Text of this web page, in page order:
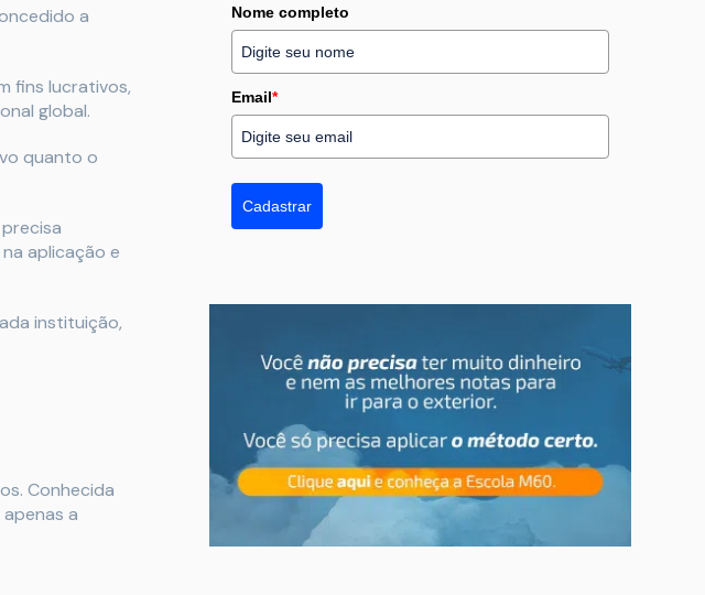
a
fins lucrativos,
global.
quanto o
aplicação e
instituição,
Conhecida
a
Nome completo
Email*
Cadastrar